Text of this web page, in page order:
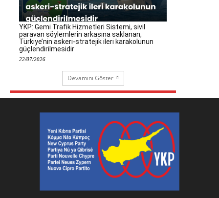
YKP: Gemi Trafik Hizmetleri Sistemi, sivil
paravan söylemlerin arkasına saklanan,
Türkiye’nin askeri-stratejik ileri karakolunun
güçlendirilmesidir
22/07/2026
Devamını Göster